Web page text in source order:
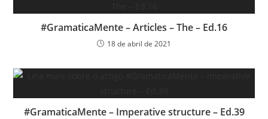
#GramaticaMente – Articles – The – Ed.16
18 de abril de 2021
#GramaticaMente – Imperative structure – Ed.39